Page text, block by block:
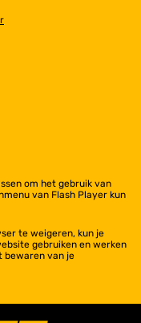
om het gebruik van
van Flash Player kun
te weigeren, kun je
gebruiken en werken
bewaren van je